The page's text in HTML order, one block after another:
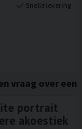
Snelle levering
vraag over een
portrait
akoestiek